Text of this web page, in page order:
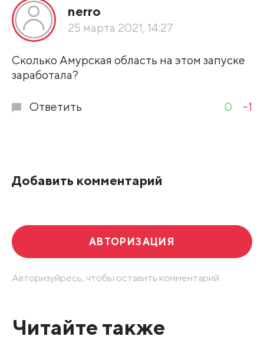
По рейтингу
Развернуть все
nerro
25 марта 2021, 14:27
Сколько Амурская область на этом запуске
заработала?
Ответить 0 -1
Добавить комментарий
АВТОРИЗАЦИЯ
Авторизуйресь, чтобы оставить комментарий.
Читайте также